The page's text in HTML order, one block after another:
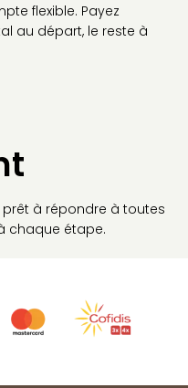
flexible. Payez
au départ, le reste à
à répondre à toutes
chaque étape.